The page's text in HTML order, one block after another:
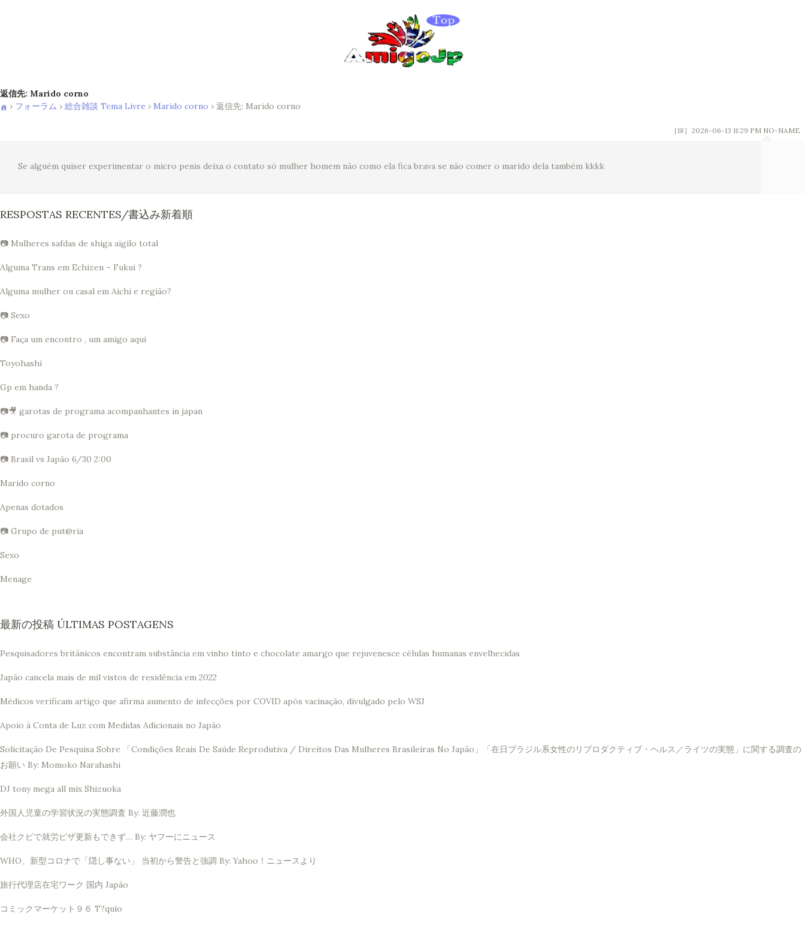
返信先: Marido corno
› フォーラム › 総合雑談 Tema Livre › Marido corno › 返信先: Marido corno
［18］2026-06-13 11:29 PM NO-NAME
Se alguém quiser experimentar o micro penis deixa o contato só mulher homem não como ela fica brava se não comer o marido dela também kkkk
RESPOSTAS RECENTES/書込み新着順
📷 Mulheres safdas de shiga aigilo total
Alguma Trans em Echizen – Fukui ?
Alguma mulher ou casal em Aichi e região?
📷 Sexo
📷 Faça um encontro , um amigo aqui
Toyohashi
Gp em handa ?
📷🎥 garotas de programa acompanhantes in japan
📷 procuro garota de programa
📷 Brasil vs Japão 6/30 2:00
Marido corno
Apenas dotados
📷 Grupo de put@ria
Sexo
Menage
最新の投稿 ÚLTIMAS POSTAGENS
Pesquisadores britânicos encontram substância em vinho tinto e chocolate amargo que rejuvenesce células humanas envelhecidas
Japão cancela mais de mil vistos de residência em 2022
Médicos verificam artigo que afirma aumento de infecções por COVID após vacinação, divulgado pelo WSJ
Apoio à Conta de Luz com Medidas Adicionais no Japão
Solicitação De Pesquisa Sobre 「Condições Reais De Saúde Reprodutiva / Direitos Das Mulheres Brasileiras No Japão」「在日ブラジル系女性のリプロダクティブ・ヘルス／ライツの実態」に関する調査の
お願い By: Momoko Narahashi
DJ tony mega all mix Shizuoka
外国人児童の学習状況の実態調査 By: 近藤潤也
会社クビで就労ビザ更新もできず… By: ヤフーにニュース
WHO、新型コロナで「隠し事ない」 当初から警告と強調 By: Yahoo！ニュースより
旅行代理店在宅ワーク 国内 Japão
コミックマーケット９６ T?quio